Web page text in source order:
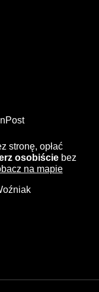
stronę, opłać
osobiście bez
na mapie